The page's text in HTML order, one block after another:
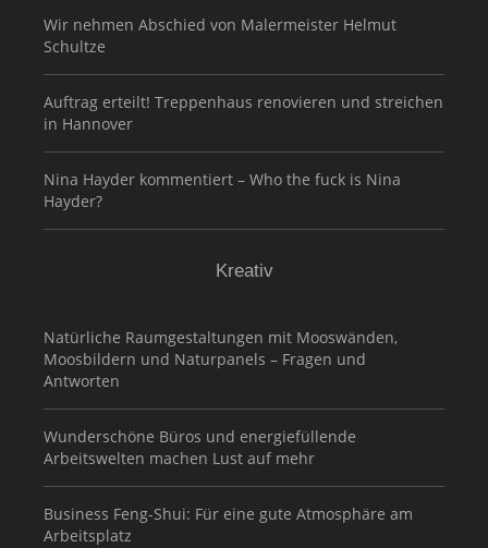
Wir nehmen Abschied von Malermeister Helmut
Schultze
Auftrag erteilt! Treppenhaus renovieren und streichen
in Hannover
Nina Hayder kommentiert – Who the fuck is Nina
Hayder?
Kreativ
Natürliche Raumgestaltungen mit Mooswänden,
Moosbildern und Naturpanels – Fragen und
Antworten
Wunderschöne Büros und energiefüllende
Arbeitswelten machen Lust auf mehr
Business Feng-Shui: Für eine gute Atmosphäre am
Arbeitsplatz